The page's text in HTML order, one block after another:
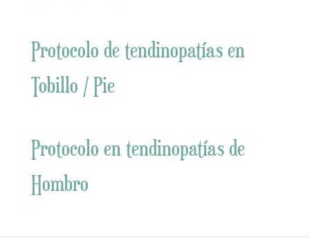
Protocolo de tendinopatías en
Tobillo / Pie
Protocolo en tendinopatías de
Hombro